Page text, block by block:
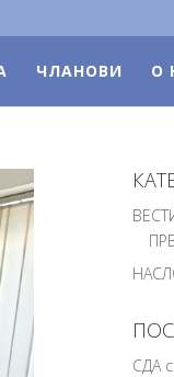
ЧЛАНОВИ О
СДА